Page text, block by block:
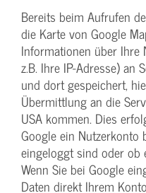
Bereits beim Aufrufen
die Karte von Google
Informationen über Ihre
z.B. Ihre IP-Adresse) an
und dort gespeichert,
Übermittlung an die
USA kommen. Dies
Google ein Nutzerkonto
eingeloggt sind oder ob
Wenn Sie bei Google
Daten direkt Ihrem